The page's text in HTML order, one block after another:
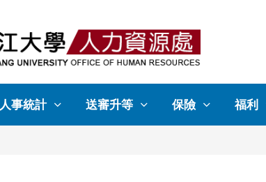
人事統計 送審升等 保險 福利